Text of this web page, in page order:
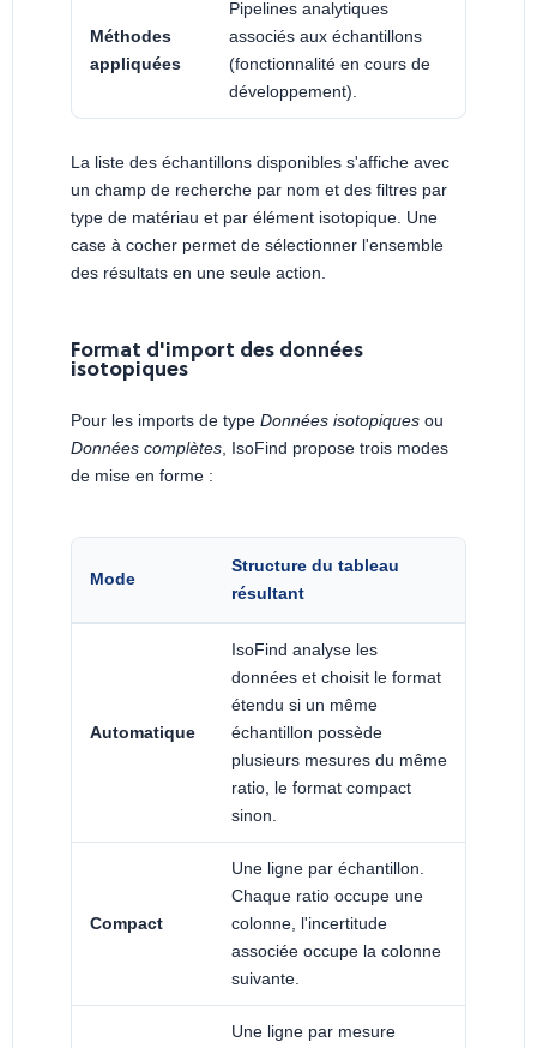
Méthodes
appliquées
Pipelines analytiques
associés aux échantillons
(fonctionnalité en cours de
développement).
La liste des échantillons disponibles s'affiche avec
un champ de recherche par nom et des filtres par
type de matériau et par élément isotopique. Une
case à cocher permet de sélectionner l'ensemble
des résultats en une seule action.
Format d'import des données
isotopiques
Pour les imports de type Données isotopiques ou
Données complètes, IsoFind propose trois modes
de mise en forme :
Mode
Structure du tableau
résultant
Automatique
IsoFind analyse les
données et choisit le format
étendu si un même
échantillon possède
plusieurs mesures du même
ratio, le format compact
sinon.
Compact
Une ligne par échantillon.
Chaque ratio occupe une
colonne, l'incertitude
associée occupe la colonne
suivante.
Une ligne par mesure